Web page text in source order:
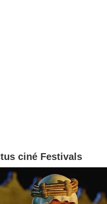
ciné Festivals